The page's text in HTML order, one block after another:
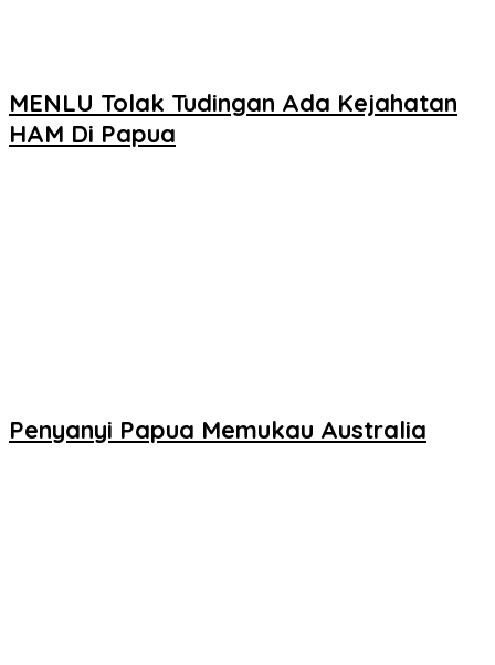
MENLU Tolak Tudingan Ada Kejahatan
HAM Di Papua
Penyanyi Papua Memukau Australia